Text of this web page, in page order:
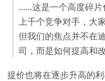
……这是一个高度碎片
上千个竞争对手，大
但我们的焦点并不在
司，而是如何提高和
提价也将在逐步升高的